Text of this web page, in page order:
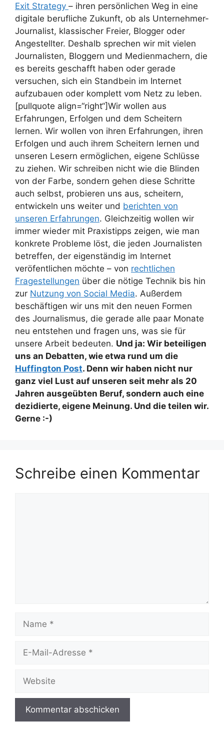
Exit Strategy – ihren persönlichen Weg in eine
digitale berufliche Zukunft, ob als Unternehmer-
Journalist, klassischer Freier, Blogger oder
Angestellter. Deshalb sprechen wir mit vielen
Journalisten, Bloggern und Medienmachern, die
es bereits geschafft haben oder gerade
versuchen, sich ein Standbein im Internet
aufzubauen oder komplett vom Netz zu leben.
[pullquote align=“right“]Wir wollen aus
Erfahrungen, Erfolgen und dem Scheitern
lernen. Wir wollen von ihren Erfahrungen, ihren
Erfolgen und auch ihrem Scheitern lernen und
unseren Lesern ermöglichen, eigene Schlüsse
zu ziehen. Wir schreiben nicht wie die Blinden
von der Farbe, sondern gehen diese Schritte
auch selbst, probieren uns aus, scheitern,
entwickeln uns weiter und berichten von
unseren Erfahrungen. Gleichzeitig wollen wir
immer wieder mit Praxistipps zeigen, wie man
konkrete Probleme löst, die jeden Journalisten
betreffen, der eigenständig im Internet
veröfentlichen möchte – von rechtlichen
Fragestellungen über die nötige Technik bis hin
zur Nutzung von Social Media. Außerdem
beschäftigen wir uns mit den neuen Formen
des Journalismus, die gerade alle paar Monate
neu entstehen und fragen uns, was sie für
unsere Arbeit bedeuten. Und ja: Wir beteiligen
uns an Debatten, wie etwa rund um die
Huffington Post. Denn wir haben nicht nur
ganz viel Lust auf unseren seit mehr als 20
Jahren ausgeübten Beruf, sondern auch eine
dezidierte, eigene Meinung. Und die teilen wir.
Gerne :-)
Schreibe einen Kommentar
Name
Website